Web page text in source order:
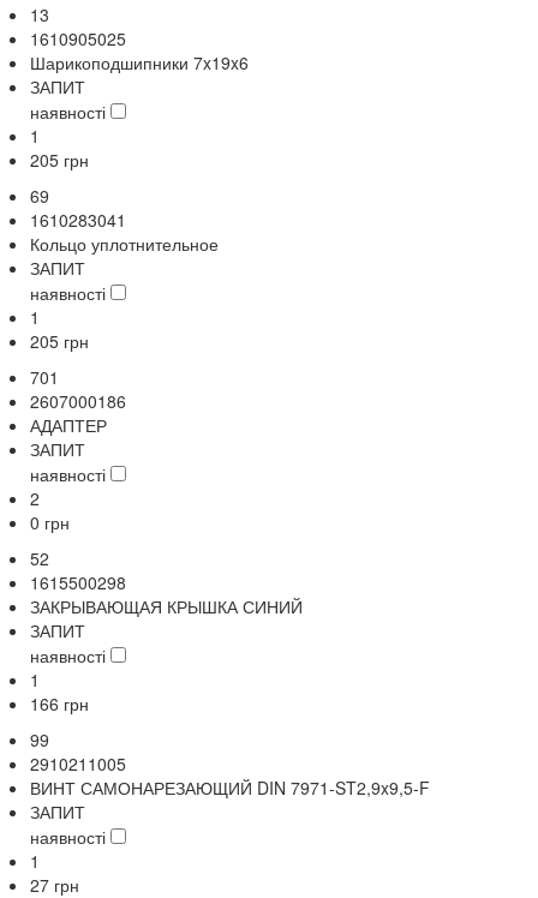
13
1610905025
Шарикоподшипники 7x19x6
ЗАПИТ
наявності
1
205 грн
69
1610283041
Кольцо уплотнительное
ЗАПИТ
наявності
1
205 грн
701
2607000186
АДАПТЕР
ЗАПИТ
наявності
2
0 грн
52
1615500298
ЗАКРЫВАЮЩАЯ КРЫШКА СИНИЙ
ЗАПИТ
наявності
1
166 грн
99
2910211005
ВИНТ САМОНАРЕЗАЮЩИЙ DIN 7971-ST2,9x9,5-F
ЗАПИТ
наявності
1
27 грн